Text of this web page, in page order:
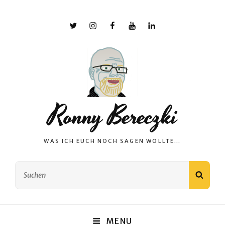
X InstagramFacebookYouTubeLinkedin
Ronny Bereczki
WAS ICH EUCH NOCH SAGEN WOLLTE…
MENU